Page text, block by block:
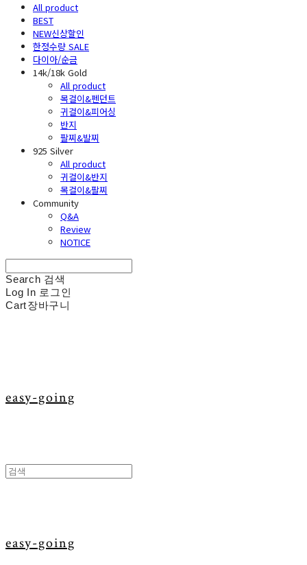
All product
BEST
NEW신상할인
한정수량 SALE
다이아/순금
14k/18k Gold
All product
목걸이&펜던트
귀걸이&피어싱
반지
팔찌&발찌
925 Silver
All product
귀걸이&반지
목걸이&팔찌
Community
Q&A
Review
NOTICE
Search 검색
Log In 로그인
Cart장바구니
easy-going
easy-going